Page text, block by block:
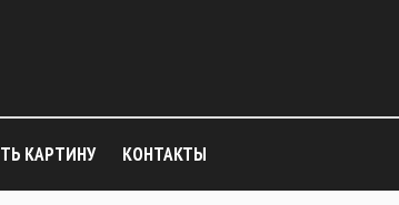
КАРТИНУ КОНТАКТЫ